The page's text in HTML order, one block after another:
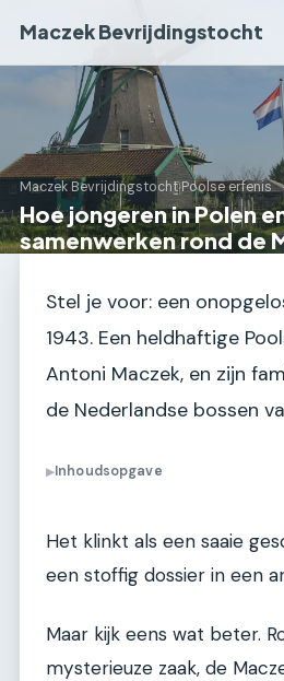
Maczek Bevrijdingstocht
Maczek Bevrijdingstocht›Poolse erfenis
Hoe jongeren in Polen
samenwerken rond de
Stel je voor: een
1943. Een heldhaftige
Antoni Maczek, en zijn
de Nederlandse bossen
▶Inhoudsopgave
Het klinkt als een saaie
een stoffig dossier in een
Maar kijk eens wat beter.
mysterieuze zaak, de